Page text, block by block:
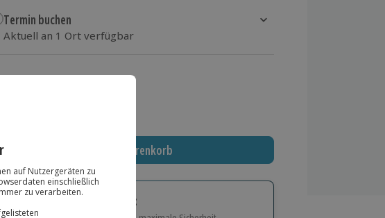
Termin buchen
Aktuell an 1 Ort verfügbar
In den Warenkorb
Immer das richtige Geschenk: